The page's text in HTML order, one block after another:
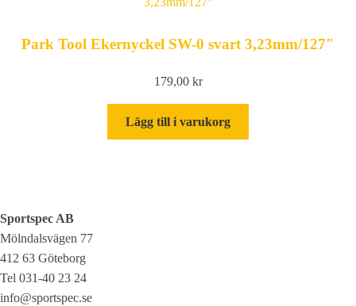
Park Tool Ekernyckel SW-0 svart 3,23mm/127″
179,00 kr
Lägg till i varukorg
Sportspec AB
Mölndalsvägen 77
412 63 Göteborg
Tel 031-40 23 24
info@sportspec.se